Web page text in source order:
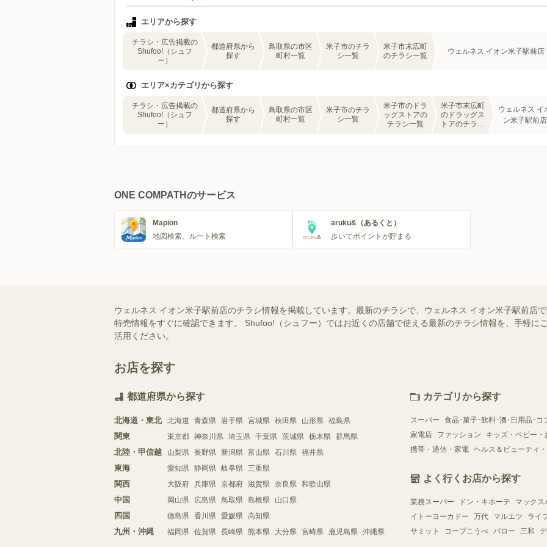
エリアから探す
チラシ・広告掲載の
Shufoo!（シュフ
ー）
都道府県から
探す
鳥取県の市区
町村一覧
米子市のチラ
シ一覧
米子市末広町
のチラシ一覧
ウェルネス イオン米子駅前店
エリア×カテゴリから探す
チラシ・広告掲載の
Shufoo!（シュフ
ー）
都道府県から
探す
鳥取県の市区
町村一覧
米子市のチラ
シ一覧
米子市のドラ
ッグストアの
チラシ一覧
米子市末広町
のドラッグス
トアのチラシ
ウェルネス イ
ン米子駅前店
ONE COMPATHのサービス
Mapion
地図検索、ルート検索
aruku&（あるくと）
歩いてポイントが貯まる
ウェルネス イオン米子駅前店のチラシ情報を掲載しています。最新のチラシで、ウェルネス イオン米子駅前店
特売情報をすぐに確認できます。 Shufoo!（シュフー）ではお近くの店舗で使える最新のチラシ情報を、手軽に
活用ください。
お店を探す
都道府県から探す
北海道・東北 北海道 青森県 岩手県 宮城県 秋田県 山形県 福島県
関東 東京都 神奈川県 埼玉県 千葉県 茨城県 栃木県 群馬県
北陸・甲信越 山梨県 長野県 新潟県 富山県 石川県 福井県
東海 愛知県 静岡県 岐阜県 三重県
関西 大阪府 兵庫県 京都府 滋賀県 奈良県 和歌山県
中国 岡山県 広島県 鳥取県 島根県 山口県
四国 徳島県 香川県 愛媛県 高知県
九州・沖縄 福岡県 佐賀県 長崎県 熊本県 大分県 宮崎県 鹿児島県 沖縄県
カテゴリから探す
スーパー
食品･菓子･飲料･酒･日用品･コ
家電店
ファッション
キッズ・ベビー・
携帯・通信・家電 ヘルス＆ビューティ
よく行くお店から探す
業務スーパー ドン・キホーテ
マックス
イトーヨーカドー
万代 マルエツ
ライ
サミット
コープこうべ バロー 三和